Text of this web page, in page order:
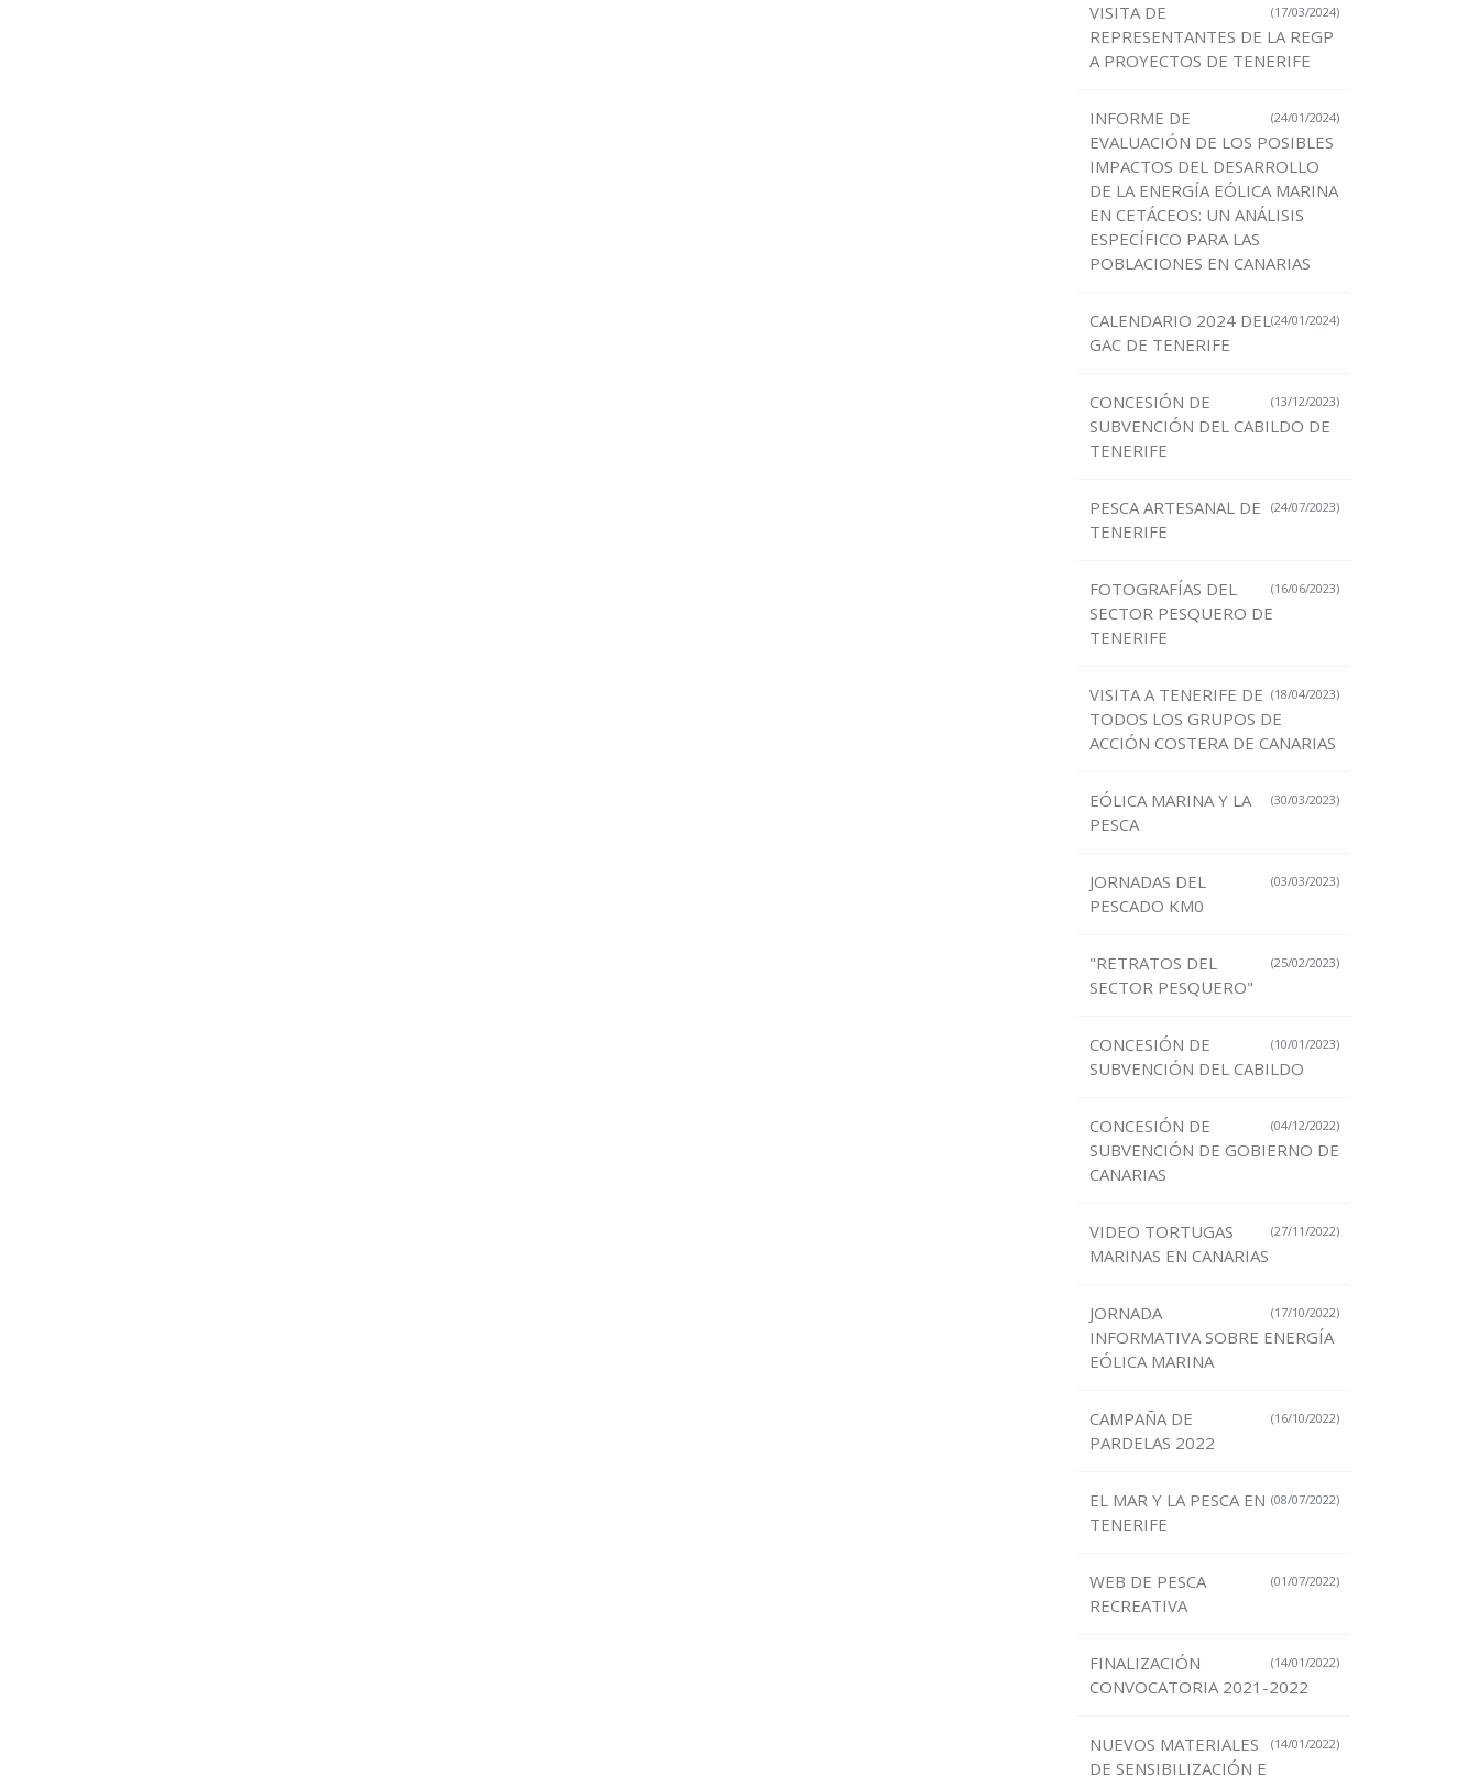
(17/03/2024)
VISITA DE
REPRESENTANTES DE LA REGP
A PROYECTOS DE TENERIFE
(24/01/2024)
INFORME DE
EVALUACIÓN DE LOS POSIBLES
IMPACTOS DEL DESARROLLO
DE LA ENERGÍA EÓLICA MARINA
EN CETÁCEOS: UN ANÁLISIS
ESPECÍFICO PARA LAS
POBLACIONES EN CANARIAS
(24/01/2024)
CALENDARIO 2024 DEL
GAC DE TENERIFE
(13/12/2023)
CONCESIÓN DE
SUBVENCIÓN DEL CABILDO DE
TENERIFE
(24/07/2023)
PESCA ARTESANAL DE
TENERIFE
(16/06/2023)
FOTOGRAFÍAS DEL
SECTOR PESQUERO DE
TENERIFE
(18/04/2023)
VISITA A TENERIFE DE
TODOS LOS GRUPOS DE
ACCIÓN COSTERA DE CANARIAS
(30/03/2023)
EÓLICA MARINA Y LA
PESCA
(03/03/2023)
JORNADAS DEL
PESCADO KM0
(25/02/2023)
"RETRATOS DEL
SECTOR PESQUERO"
(10/01/2023)
CONCESIÓN DE
SUBVENCIÓN DEL CABILDO
(04/12/2022)
CONCESIÓN DE
SUBVENCIÓN DE GOBIERNO DE
CANARIAS
(27/11/2022)
VIDEO TORTUGAS
MARINAS EN CANARIAS
(17/10/2022)
JORNADA
INFORMATIVA SOBRE ENERGÍA
EÓLICA MARINA
(16/10/2022)
CAMPAÑA DE
PARDELAS 2022
(08/07/2022)
EL MAR Y LA PESCA EN
TENERIFE
(01/07/2022)
WEB DE PESCA
RECREATIVA
(14/01/2022)
FINALIZACIÓN
CONVOCATORIA 2021-2022
(14/01/2022)
NUEVOS MATERIALES
DE SENSIBILIZACIÓN E